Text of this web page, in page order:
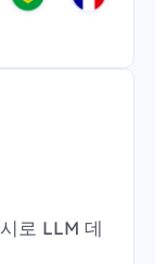
로 LLM 데